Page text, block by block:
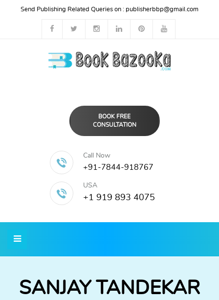
Send Publishing Related Queries on : publisherbbp@gmail.com
BOOK FREE
CONSULTATION
Call Now
+91-7844-918767
USA
+1 919 893 4075
SANJAY TANDEKAR